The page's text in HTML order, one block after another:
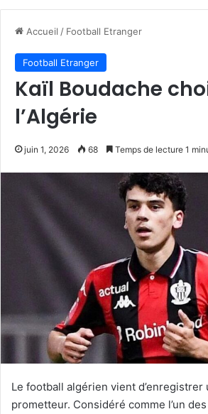
Accueil / Football Etranger
Football Etranger
Kaïl Boudache
l’Algérie
juin 1, 2026 68 Temps de lecture 1
Le football algérien vient
prometteur. Considéré comme l’un